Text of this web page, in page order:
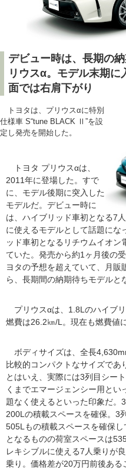
デビュー時は、長期の
リウスα。モデル末期
面では右肩下がり
トヨタは、プリウスαに特別
仕様車 S“tune BLACK Ⅱ”を設
定し発売を開始した。
トヨタ プリウスαは、
2011年に登場した。すで
に、モデル後期に突入した
モデルだ。デビュー時に
は、ハイブリッド車初となる7
に使えるモデルとして話題にな
ッド車初となるリチウムイオ
ていた。発売から約1ヶ月後の
ヨタの予想を超えていて、月
ら、長期間の納期待ちモデルと
プリウスαは、1.8Lのハイブ
燃費は26.2㎞/L。現在も燃費値
ボディサイズは、全長
比較的コンパクトなサイズであ
とはいえ、実際には3列目シー
くまでエマージェンシー用と
題なく使えるといった印象だ。
200Lの積載スペースを確保。3
505Lもの積載スペースを確保
となるものの荷室スペースは
レキシブルに使える7人乗りが
乗り。価格差が20万円前後ある